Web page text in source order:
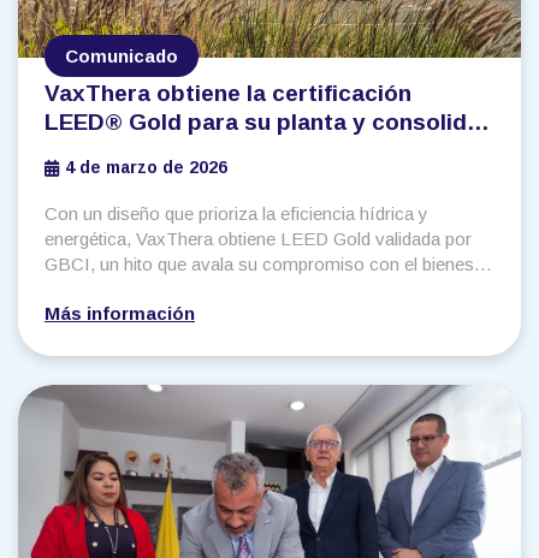
Comunicado
VaxThera obtiene la certificación
LEED® Gold para su planta y consolida
4 de marzo de 2026
Con un diseño que prioriza la eficiencia hídrica y
energética, VaxThera obtiene LEED Gold validada por
GBCI, un hito que avala su compromiso con el bienestar
Más información